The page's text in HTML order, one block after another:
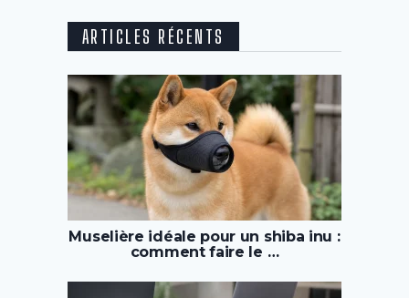
ARTICLES RÉCENTS
Muselière idéale pour un shiba inu :
comment faire le …